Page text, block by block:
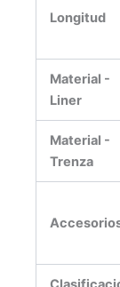
Longitud
Material -
Liner
Material -
Trenza